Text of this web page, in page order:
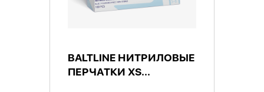
BALTLINE НИТРИЛОВЫЕ
ПЕРЧАТКИ XS...